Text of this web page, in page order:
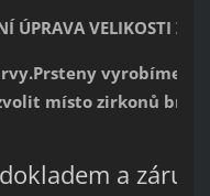
ÚPRAVA VELIKOSTI
vy.Prsteny vyrobíme
místo zirkonů
a